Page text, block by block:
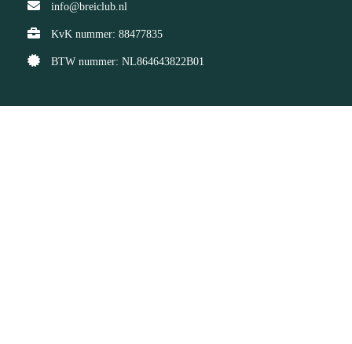
info@breiclub.nl
KvK nummer: 88477835
BTW nummer: NL864643822B01